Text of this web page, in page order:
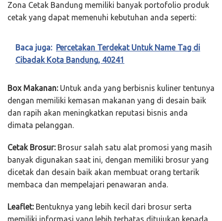
Zona Cetak Bandung memiliki banyak portofolio produk
cetak yang dapat memenuhi kebutuhan anda seperti:
Baca juga: Percetakan Terdekat Untuk Name Tag di
Cibadak Kota Bandung, 40241
Box Makanan:Untuk anda yang berbisnis kuliner tentunya
dengan memiliki kemasan makanan yang di desain baik
dan rapih akan meningkatkan reputasi bisnis anda
dimata pelanggan.
Cetak Brosur:Brosur salah satu alat promosi yang masih
banyak digunakan saat ini, dengan memiliki brosur yang
dicetak dan desain baik akan membuat orang tertarik
membaca dan mempelajari penawaran anda.
Leaflet:Bentuknya yang lebih kecil dari brosur serta
memiliki informasi yang lebih terbatas ditujukan kepada